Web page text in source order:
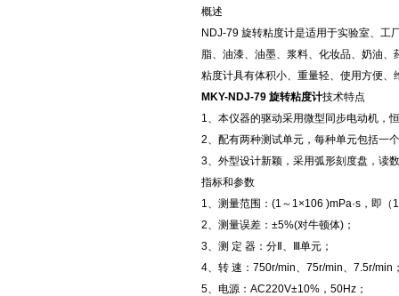
概述
NDJ-79 旋转粘度计是适用于实验室、工
脂、油漆、油墨、浆料、化妆品、奶油
粘度计具有体积小、重量轻、使用方便
MKY-NDJ-79 旋转粘度计技术特点
1、本仪器的驱动采用微型同步电动机，
2、配有两种测试单元，每种单元包括一
3、外型设计新颖，采用弧形刻度盘，读
指标和参数
1、测量范围：(1～1×106 )mPa·s，即（
2、测量误差：±5%(对牛顿体)；
3、测 定 器：分Ⅱ、Ⅲ单元；
4、转 速：750r/min、75r/min、7.5r/min
5、电源：AC220V±10%，50Hz；